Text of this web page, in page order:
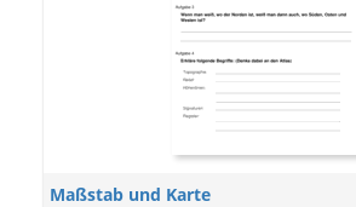
Maßstab und Karte